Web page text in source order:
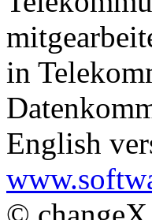
in
English